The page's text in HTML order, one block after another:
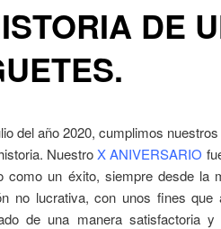
DE
del año 2020, cumplimos
NuestroX ANIVERSARIO
como un éxito, siempre desde la
no lucrativa, con unos fines
de una manera satisfactoria